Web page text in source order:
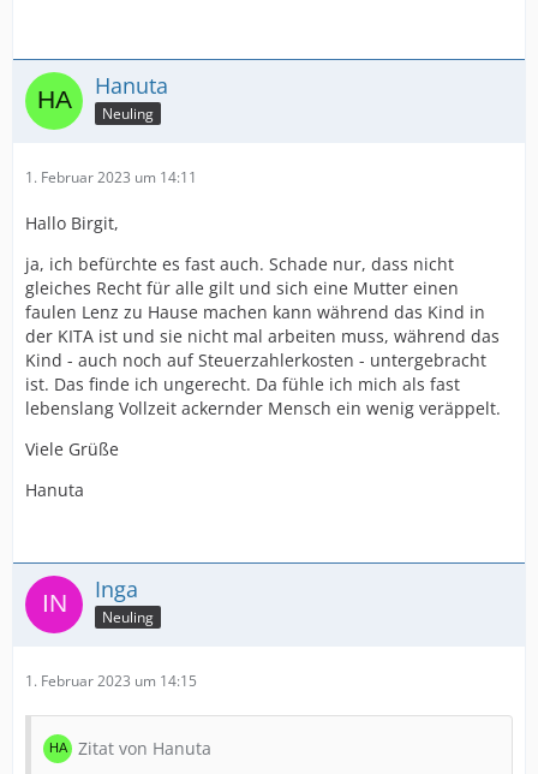
Hanuta
Neuling
1. Februar 2023 um 14:11
Hallo Birgit,
ja, ich befürchte es fast auch. Schade nur, dass nicht
gleiches Recht für alle gilt und sich eine Mutter einen
faulen Lenz zu Hause machen kann während das Kind in
der KITA ist und sie nicht mal arbeiten muss, während das
Kind - auch noch auf Steuerzahlerkosten - untergebracht
ist. Das finde ich ungerecht. Da fühle ich mich als fast
lebenslang Vollzeit ackernder Mensch ein wenig veräppelt.
Viele Grüße
Hanuta
Inga
Neuling
1. Februar 2023 um 14:15
Zitat von Hanuta